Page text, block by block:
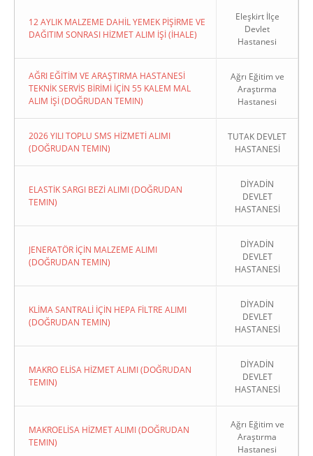
12 AYLIK MALZEME DAHİL YEMEK PİŞİRME VE
DAĞITIM SONRASI HİZMET ALIM İŞİ (İHALE)
Eleşkirt İlçe
Devlet
Hastanesi
AĞRI EĞİTİM VE ARAŞTIRMA HASTANESİ
TEKNİK SERVİS BİRİMİ İÇİN 55 KALEM MAL
ALIM İŞİ (DOĞRUDAN TEMIN)
Ağrı Eğitim ve
Araştırma
Hastanesi
2026 YILI TOPLU SMS HİZMETİ ALIMI
(DOĞRUDAN TEMIN)
TUTAK DEVLET
HASTANESİ
ELASTİK SARGI BEZİ ALIMI (DOĞRUDAN
TEMIN)
DİYADİN
DEVLET
HASTANESİ
JENERATÖR İÇİN MALZEME ALIMI
(DOĞRUDAN TEMIN)
DİYADİN
DEVLET
HASTANESİ
KLİMA SANTRALİ İÇİN HEPA FİLTRE ALIMI
(DOĞRUDAN TEMIN)
DİYADİN
DEVLET
HASTANESİ
MAKRO ELİSA HİZMET ALIMI (DOĞRUDAN
TEMIN)
DİYADİN
DEVLET
HASTANESİ
MAKROELİSA HİZMET ALIMI (DOĞRUDAN
TEMIN)
Ağrı Eğitim ve
Araştırma
Hastanesi